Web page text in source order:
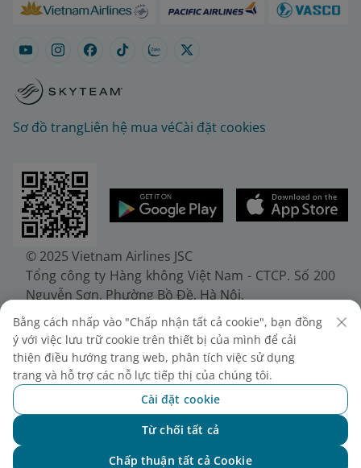
Sơ đồ trangLiên hệ mua véCài đặt cookies
© 2025 Vietnam Airlines JSC
Tổng công ty Hàng không Việt Nam - CTCP. Số 200
Nguyễn Sơn, Phường Bồ Đề, Hà Nội.
Điện thoại: (+84-24) 38272289. Fax: (+84-24)
38722375
Giấy chứng nhận đăng ký doanh nghiệp, mã số
doanh nghiệp 0100107518, đăng ký lần đầu ngày
30/6/2010, đăng ký thay đổi lần thứ 10 ngày
24/7/2025, cấp bởi Sở Tài chính Thành phố Hà Nội.
Bằng cách nhấp vào "Chấp nhận tất cả cookie", bạn đồng
ý với việc lưu trữ cookie trên thiết bị của mình để cải
thiện điều hướng trang web, phân tích việc sử dụng
trang và hỗ trợ các nỗ lực tiếp thị của chúng tôi.
Cài đặt cookie
Từ chối tất cả
Chấp thuận tất cả Cookie